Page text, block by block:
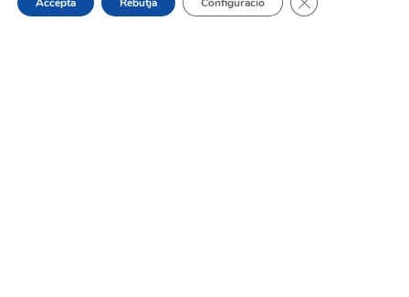
joventut – torn lliure – oposició